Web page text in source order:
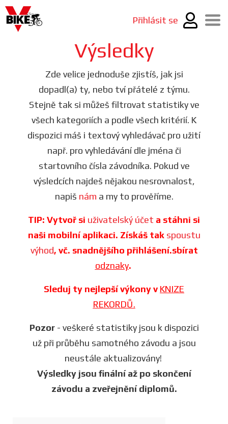
Přihlásit se
Výsledky
Zde velice jednoduše zjistíš, jak jsi
dopadl(a) ty, nebo tví přátelé z týmu.
Stejně tak si můžeš filtrovat statistiky ve
všech kategoriích a podle všech kritérií. K
dispozici máš i textový vyhledávač pro užití
např. pro vyhledávání dle jména či
startovního čísla závodníka. Pokud ve
výsledcích najdeš nějakou nesrovnalost,
napiš nám a my to prověříme.
TIP: Vytvoř si uživatelský účet a stáhni si
naši mobilní aplikaci. Získáš tak spoustu
výhod, vč. snadnějšího přihlášení.sbírat
odznaky.
Sleduj ty nejlepší výkony v KNIZE
REKORDŮ.
Pozor- veškeré statistiky jsou k dispozici
už při průběhu samotného závodu a jsou
neustále aktualizovány!
Výsledky jsou finální až po skončení
závodu a zveřejnění diplomů.